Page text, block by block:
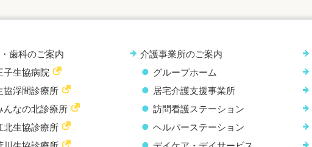
歯科のご案内
子生協病院
協浮間診療所
んなの北診療所
北生協診療所
介護事業所のご案内
グループホーム
居宅介護支援事業所
訪問看護ステーション
ヘルパーステーション